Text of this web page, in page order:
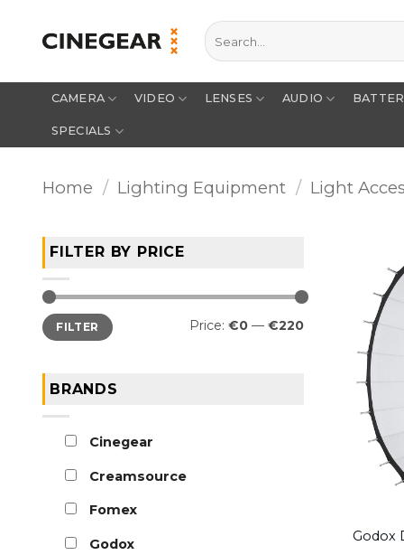
Search
for:
CAMERA VIDEO LENSES AUDIO
SPECIALS
Home / Lighting Equipment / Light
FILTER BY PRICE
Min
price
Max
priceFILTER Price: €0 — €220
BRANDS
Cinegear
Creamsource
Fomex
Godox
Godox